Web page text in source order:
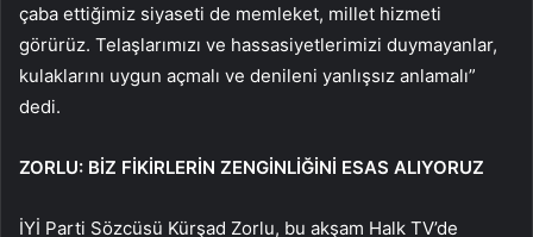
çaba ettiğimiz siyaseti de memleket, millet hizmeti
görürüz. Telaşlarımızı ve hassasiyetlerimizi duymayanlar,
kulaklarını uygun açmalı ve denileni yanlışsız anlamalı”
dedi.
ZORLU: BİZ FİKİRLERİN ZENGİNLİĞİNİ ESAS ALIYORUZ
İYİ Parti Sözcüsü Kürşad Zorlu, bu akşam Halk TV’de